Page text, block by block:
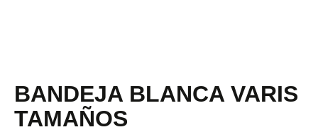
BANDEJA BLANCA VARIS
TAMAÑOS